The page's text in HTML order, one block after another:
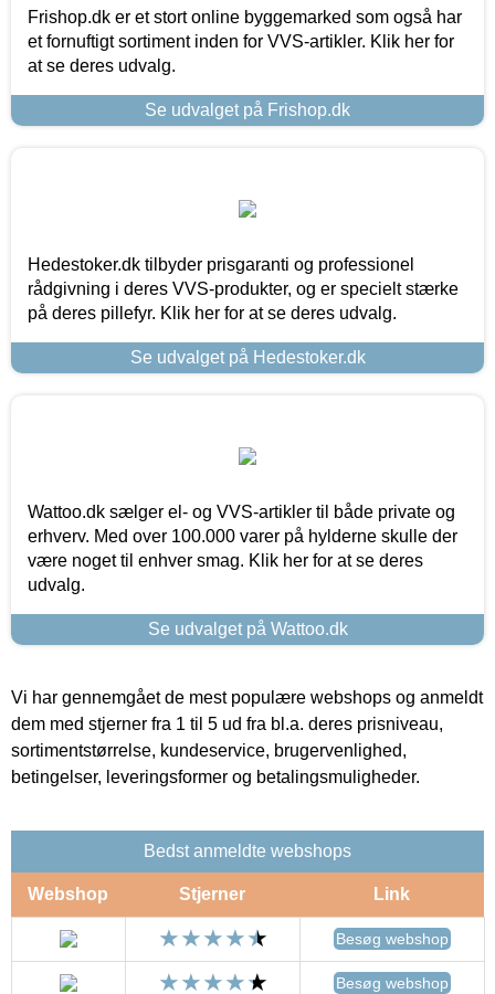
Frishop.dk er et stort online byggemarked som også har
et fornuftigt sortiment inden for VVS-artikler. Klik her for
at se deres udvalg.
Se udvalget på Frishop.dk
Hedestoker.dk tilbyder prisgaranti og professionel
rådgivning i deres VVS-produkter, og er specielt stærke
på deres pillefyr. Klik her for at se deres udvalg.
Se udvalget på Hedestoker.dk
Wattoo.dk sælger el- og VVS-artikler til både private og
erhverv. Med over 100.000 varer på hylderne skulle der
være noget til enhver smag. Klik her for at se deres
udvalg.
Se udvalget på Wattoo.dk
Vi har gennemgået de mest populære webshops og anmeldt
dem med stjerner fra 1 til 5 ud fra bl.a. deres prisniveau,
sortimentstørrelse, kundeservice, brugervenlighed,
betingelser, leveringsformer og betalingsmuligheder.
Bedst anmeldte webshops
Webshop Stjerner Link
Besøg webshop
Besøg webshop